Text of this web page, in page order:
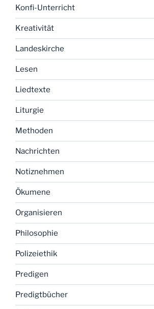
Konfi-Unterricht
Kreativität
Landeskirche
Lesen
Liedtexte
Liturgie
Methoden
Nachrichten
Notiznehmen
Ökumene
Organisieren
Philosophie
Polizeiethik
Predigen
Predigtbücher